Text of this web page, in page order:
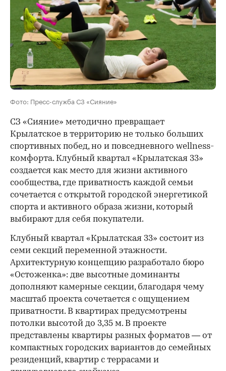
Фото: Пресс-служба СЗ «Сияние»
СЗ «Сияние» методично превращает
Крылатское в территорию не только больших
спортивных побед, но и повседневного wellness-
комфорта. Клубный квартал «Крылатская 33»
создается как место для жизни активного
сообщества, где приватность каждой семьи
сочетается с открытой городской энергетикой
спорта и активного образа жизни, который
выбирают для себя покупатели.
Клубный квартал «Крылатская 33» состоит из
семи секций переменной этажности.
Архитектурную концепцию разработало бюро
«Остоженка»: две высотные доминанты
дополняют камерные секции, благодаря чему
масштаб проекта сочетается с ощущением
приватности. В квартирах предусмотрены
потолки высотой до 3,35 м. В проекте
представлены квартиры разных форматов — от
компактных городских вариантов до семейных
резиденций, квартир с террасами и